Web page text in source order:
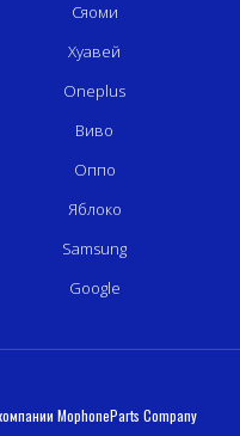
Сяоми
Хуавей
Oneplus
Виво
Оппо
Яблоко
Samsung
Google
MophoneParts Company